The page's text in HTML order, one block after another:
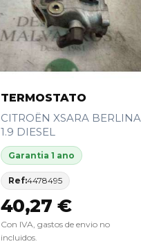
TERMOSTATO
CITROËN XSARA BERLINA
1.9 DIESEL
Garantia 1 ano
Ref:4478495
40,27 €
Con IVA, gastos de envio no
incluidos.